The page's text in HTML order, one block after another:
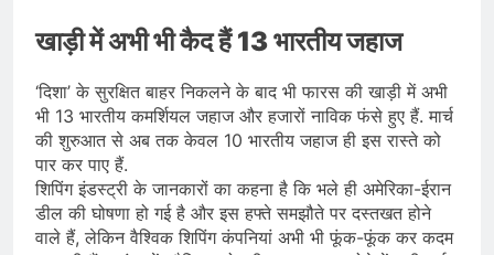
खाड़ी में अभी भी कैद हैं 13 भारतीय जहाज
‘दिशा’ के सुरक्षित बाहर निकलने के बाद भी फारस की खाड़ी में अभी
भी 13 भारतीय कमर्शियल जहाज और हजारों नाविक फंसे हुए हैं. मार्च
की शुरुआत से अब तक केवल 10 भारतीय जहाज ही इस रास्ते को
पार कर पाए हैं.
शिपिंग इंडस्ट्री के जानकारों का कहना है कि भले ही अमेरिका-ईरान
डील की घोषणा हो गई है और इस हफ्ते समझौते पर दस्तखत होने
वाले हैं, लेकिन वैश्विक शिपिंग कंपनियां अभी भी फूंक-फूंक कर कदम